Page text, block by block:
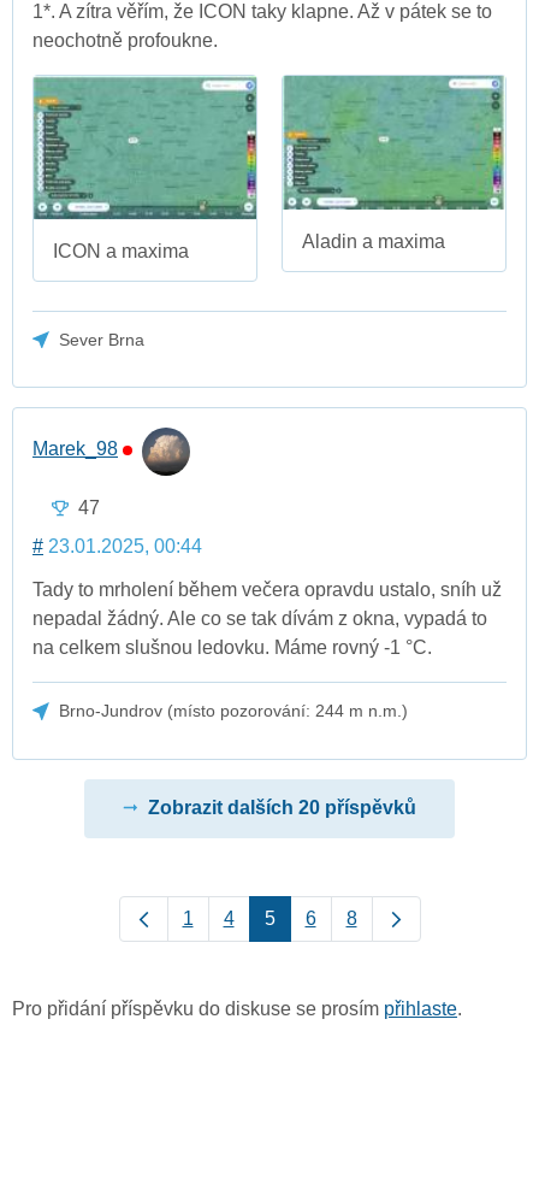
1*. A zítra věřím, že ICON taky klapne. Až v pátek se to
neochotně profoukne.
ICON a maxima Aladin a maxima
Sever Brna
Marek_98
47
# 23.01.2025, 00:44
Tady to mrholení během večera opravdu ustalo, sníh už
nepadal žádný. Ale co se tak dívám z okna, vypadá to
na celkem slušnou ledovku. Máme rovný -1 °C.
Brno-Jundrov (místo pozorování: 244 m n.m.)
Zobrazit dalších 20 příspěvků
1 4 5 6 8
Pro přidání příspěvku do diskuse se prosím přihlaste.